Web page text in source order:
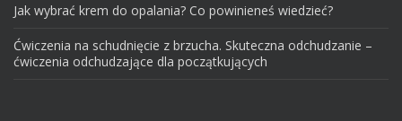
Jak wybrać krem do opalania? Co powinieneś wiedzieć?
Ćwiczenia na schudnięcie z brzucha. Skuteczna odchudzanie –
ćwiczenia odchudzające dla początkujących